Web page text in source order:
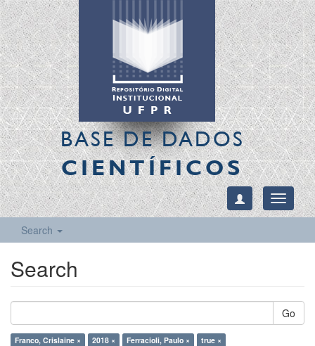
BASE DE DADOS
CIENTÍFICOS
Toggle
Search
Search
Go
Franco, Crislaine × 2018 × Ferracioli, Paulo ×
true ×